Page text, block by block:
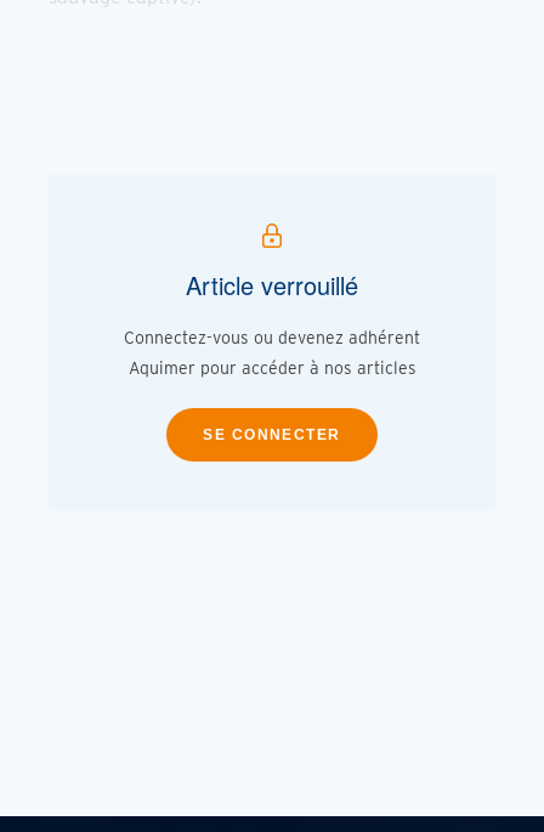
Article verrouillé
Connectez-vous ou devenez adhérent
Aquimer pour accéder à nos articles
SE CONNECTER